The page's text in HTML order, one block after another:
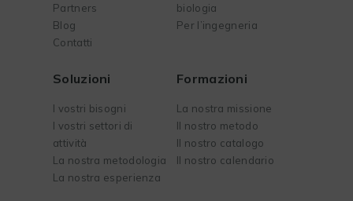
Partners
Blog
Contatti
biologia
Per l’ingegneria
Soluzioni
I vostri bisogni
I vostri settori di
attività
La nostra metodologia
La nostra esperienza
Formazioni
La nostra missione
Il nostro metodo
Il nostro catalogo
Il nostro calendario